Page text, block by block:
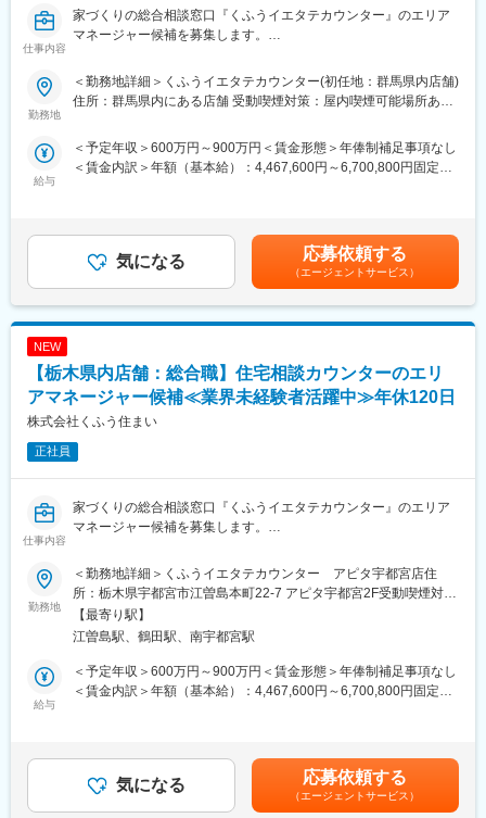
があります。年齢、経歴関係なく、実績次第で早期に大きな裁量
をお持ちいただけます。
選択肢をご提案することができます。
■採用背景
ションに、家づくりに関する相談カウンター・イベント・メディ
ア・SaaSを運営する情報サービス企業です。
スです。
店舗数は急速に拡大しており、2024年には静岡を中心に6店舗だ
います。
さらなる出店を見据え、将来的に複数店舗の店長を担っていただ
ける方を募集します。
■やりがい
裁量をお持ちいただけます。
・まさに出店を加速させ始めたタイミングで、積極的にPDCAを
回しているため、様々な経験を積むことができます。
・「家を建てる」という、人生でも大きなイベントに携われま
す。
変更の範囲：会社の定める業務
仕事内容
家づくりの総合相談窓口『くふうイエタテカウンター』のエリア
マネージャー候補を募集します。
舗の立ち上げを経て、将来的にはエリアマネージャーを担ってい
ただく予定です。
アドバイザー業務を習得いただいた上で、早期に店長業務をお任
せします。
フォロー、店頭集客 など
◎店長業務
・店舗運営(売上・KPI管理、シフト管理など店舗全体のマネジメ
ント)
・住宅会社との関係性構築
・新規店舗の立ち上げ(オープンまでの推進)
・くふうイエタテフェア、各種イベントの運営 など
◎エリアマネージャー業務
・複数店舗の運営管理と業績向上(エリア全体のPL管理) 管理
・店長のマネジメント、育成、評価
・マーケティングチームと連携した集客施策の実行・や運用推進
・エリアの人員計画への関与 など
当社「くふう住まい」は、“住まいにまつわる後悔をなくす”をミッ
ションに、家づくりに関する相談カウンター・イベント・メディ
ア・SaaSを運営する情報サービス企業です。
『くふうイエタテカウンター』は、注文住宅やリフォーム・リノ
スです。
店舗数は急速に拡大しており、2024年には静岡を中心に6店舗だ
います。
さらなる出店を見据え、将来的に複数店舗の店長を担っていただ
ける方を募集します。
勤務地
＜勤務地詳細＞くふうイエタテカウンター(初任地：群馬県内店舗)
住所：群馬県内にある店舗 受動喫煙対策：屋内喫煙可能場所あり
給与
＜予定年収＞600万円～900万円＜賃金形態＞年俸制補足事項なし
＜賃金内訳＞年額（基本給）：4,467,600円～6,700,800円固定残
残業手当＞有＜給与補足＞※上記年収には、45時間分のみなし残
業代を含む※詳細は、経験・能力を考慮した上で決定■給与改定：
年2回（4月、10月）賃金はあくまでも目安の金額であり、選考を
通じて上下する可能性があります。月給(月額)は固定手当を含めた
表記です。
気になる 応募依頼する
（エージェントサービス）
NEW
【栃木県内店舗：総合職】住宅相談カウンターのエリ
アマネージャー候補≪業界未経験者活躍中≫年休120日
株式会社くふう住まい
正社員
仕事内容
家づくりの総合相談窓口『くふうイエタテカウンター』のエリア
マネージャー候補を募集します。
舗の立ち上げを経て、将来的にはエリアマネージャーを担ってい
ただく予定です。
■業務詳細
アドバイザー業務を習得いただいた上で、早期に店長業務をお任
せします。
◎アドバイザー業務
◎店長業務
・店舗運営(売上・KPI管理、シフト管理など店舗全体のマネジメ
勤務地
＜勤務地詳細＞くふうイエタテカウンター アピタ宇都宮店住
所：栃木県宇都宮市江曽島本町22-7 アピタ宇都宮2F受動喫煙対
策：屋内全面禁煙変更の範囲：会社の定める事業所
【最寄り駅】
江曽島駅、鶴田駅、南宇都宮駅
給与
＜予定年収＞600万円～900万円＜賃金形態＞年俸制補足事項なし
＜賃金内訳＞年額（基本給）：4,467,600円～6,700,800円固定残
残業手当＞有＜給与補足＞※上記年収には、45時間分のみなし残
業代を含む※詳細は、経験・能力を考慮した上で決定■給与改定：
年2回（4月、10月）賃金はあくまでも目安の金額であり、選考を
気になる 応募依頼する
（エージェントサービス）